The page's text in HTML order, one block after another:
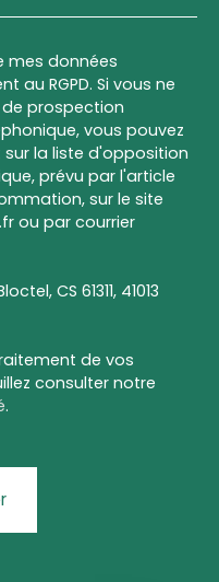
mes données
au RGPD. Si vous ne
prospection
vous pouvez
la liste d'opposition
prévu par l'article
sur le site
ou par courrier
CS 61311, 41013
de vos
consulter notre
.